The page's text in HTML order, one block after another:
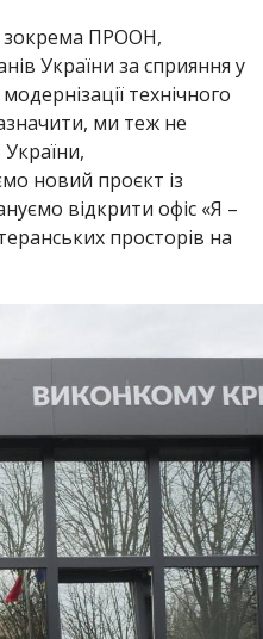
зокрема ПРООН,
України за сприяння у
технічного
ми теж не
новий проєкт із
відкрити офіс «Я –
просторів на